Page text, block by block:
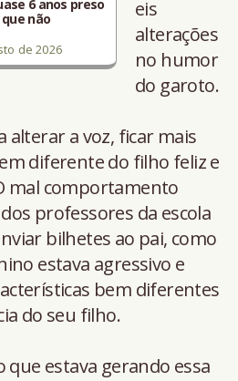
6 anos preso
não
de 2026
eis
alterações
no humor
do garoto.
alterar a voz, ficar mais
diferente do filho feliz e
mal comportamento
professores da escola
bilhetes ao pai, como
estava agressivo e
bem diferentes
do seu filho.
estava gerando essa